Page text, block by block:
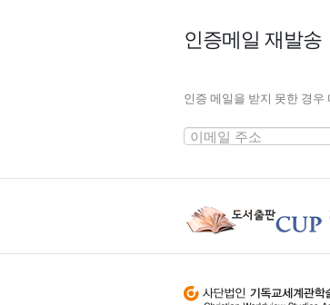
인증메일 재발송
인증 메일을 받지 못한 경우